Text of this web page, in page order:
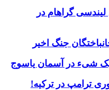
لیندسی گراهام در
جنگ اخیر
شیء در آسمان یاسوج
ترامپ در ترکیه!